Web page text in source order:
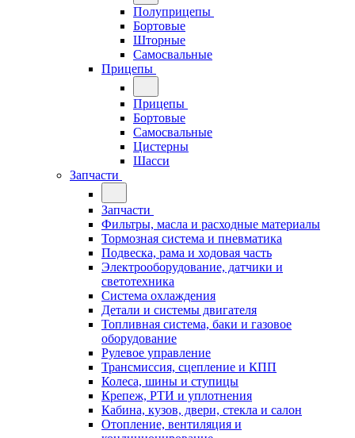
Полуприцепы
Бортовые
Шторные
Самосвальные
Прицепы
Прицепы
Бортовые
Самосвальные
Цистерны
Шасси
Запчасти
Запчасти
Фильтры, масла и расходные материалы
Тормозная система и пневматика
Подвеска, рама и ходовая часть
Электрооборудование, датчики и
светотехника
Система охлаждения
Детали и системы двигателя
Топливная система, баки и газовое
оборудование
Рулевое управление
Трансмиссия, сцепление и КПП
Колеса, шины и ступицы
Крепеж, РТИ и уплотнения
Кабина, кузов, двери, стекла и салон
Отопление, вентиляция и